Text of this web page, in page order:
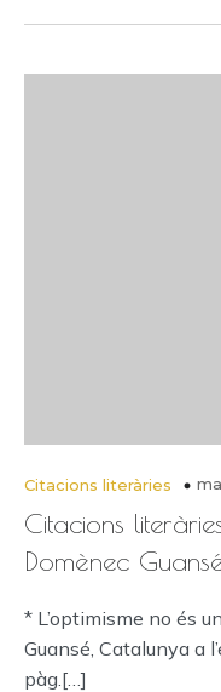
Citacions literàries
Citacions
Domènec
* L’optimisme no és
Guansé, Catalunya a
pàg.[…]